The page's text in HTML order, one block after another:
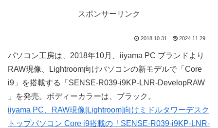
スポンサーリンク
2018.10.31 2024.11.29
パソコン工房は、2018年10月、iiyama PC ブランドより
RAW現像、Lightroom向けパソコンの新モデルで「Core
i9」を搭載する「SENSE-R039-i9KP-LNR-DevelopRAW
」を発売。ボディーカラーは、ブラック。
iiyama PC、RAW現像[Lightroom]向けミドルタワーデスク
トップパソコン Core i9搭載の「SENSE-R039-i9KP-LNR-